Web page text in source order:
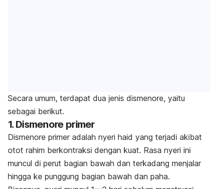
Secara umum, terdapat dua jenis dismenore, yaitu
sebagai berikut.
1. Dismenore primer
Dismenore primer adalah nyeri haid yang terjadi akibat
otot rahim berkontraksi dengan kuat. Rasa nyeri ini
muncul di perut bagian bawah dan terkadang menjalar
hingga ke punggung bagian bawah dan paha.